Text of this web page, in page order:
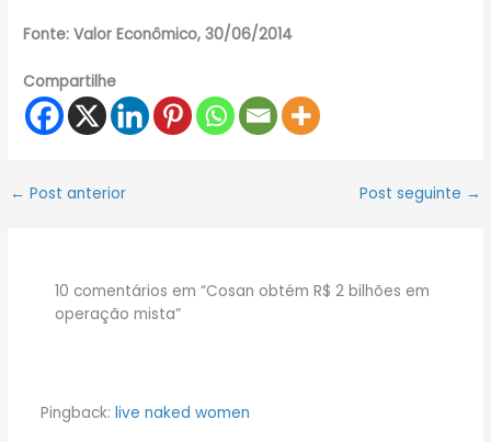
Fonte: Valor Econômico, 30/06/2014
Compartilhe
← Post anterior Post seguinte →
10 comentários em “Cosan obtém R$ 2 bilhões em
operação mista”
Pingback: live naked women